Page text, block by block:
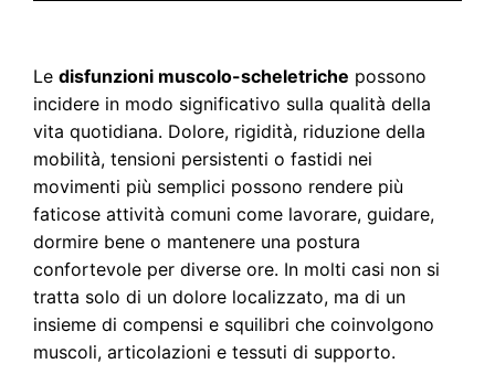
Ledisfunzioni muscolo-scheletriche possono
incidere in modo significativo sulla qualità della
vita quotidiana. Dolore, rigidità, riduzione della
mobilità, tensioni persistenti o fastidi nei
movimenti più semplici possono rendere più
faticose attività comuni come lavorare, guidare,
dormire bene o mantenere una postura
confortevole per diverse ore. In molti casi non si
tratta solo di un dolore localizzato, ma di un
insieme di compensi e squilibri che coinvolgono
muscoli, articolazioni e tessuti di supporto.